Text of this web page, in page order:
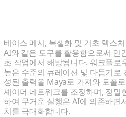
베이스 메시, 복셀화 및 기초 텍스
AI와 같은 도구를 활용함으로써 인
초 작업에서 해방됩니다. 워크플로
높은 수준의 큐레이션 및 다듬기로
성된 출력을 Maya로 가져와 토폴
셰이더 네트워크를 조정하며, 정밀
하여 무거운 실행은 AI에 의존하면
치를 극대화합니다.